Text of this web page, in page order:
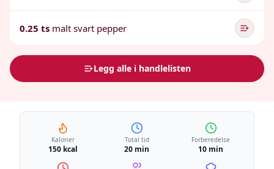
0.25 ts malt svart pepper
Legg alle i handlelisten
Kalorier
150 kcal
Total tid
20 min
Forberedelse
10 min